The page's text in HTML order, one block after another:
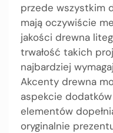
przede wszystkim
mają oczywiście
jakości drewna
trwałość takich
najbardziej
Akcenty drewna
aspekcie
elementów
oryginalnie